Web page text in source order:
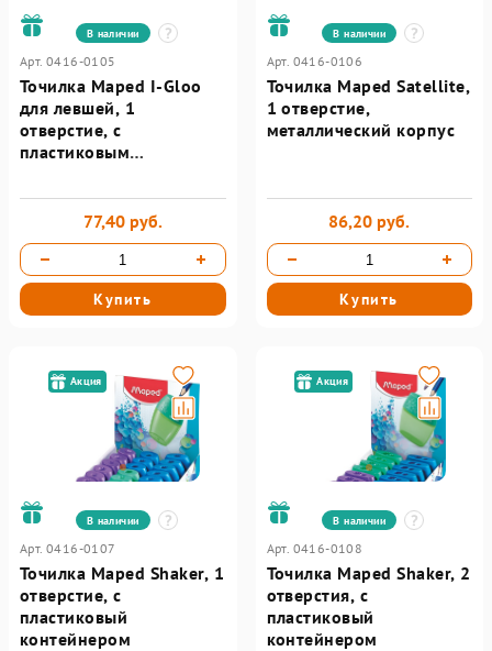
В наличии
Арт. 0416-0105
Точилка Maped I-Gloo
для левшей, 1
отверстие, с
пластиковым
77,40 руб.
Купить
В наличии
Арт. 0416-0106
Точилка Maped Satellite,
1 отверстие,
металлический корпус
86,20 руб.
Купить
Акция
В наличии
Арт. 0416-0107
Точилка Maped Shaker, 1
отверстие, с
пластиковый
контейнером
Акция
В наличии
Арт. 0416-0108
Точилка Maped Shaker, 2
отверстия, с
пластиковый
контейнером